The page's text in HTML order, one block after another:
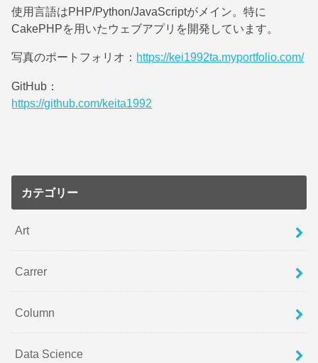
使用言語はPHP/Python/JavaScriptがメイン。特に
CakePHPを用いたウェブアプリを開発しています。
写真のポートフォリオ： https://kei1992ta.myportfolio.com/
GitHub：
https://github.com/keita1992
カテゴリー
Art
Carrer
Column
Data Science